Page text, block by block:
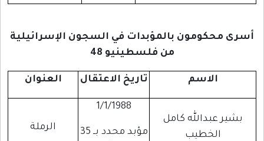
أسرى محكومون بالمؤبدات في السجون الإسرائيلية
من فلسطينيو 48
الاسم تاريخ الاعتقال العنوان
بشير عبدالله كامل
الخطيب
1/1/1988
مؤبد محدد بــ 35
الرملة